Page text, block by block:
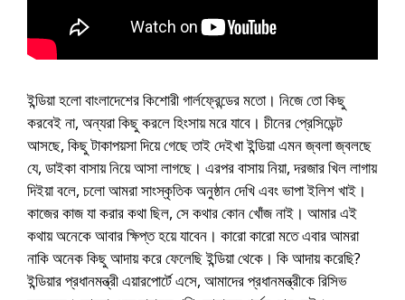
ইন্ডিয়া হলো বাংলাদেশের কিশোরী গার্লফ্রেন্ডের মতো। নিজে তো কিছু
করবেই না, অন্যরা কিছু করলে হিংসায় মরে যাবে। চীনের প্রেসিডেন্ট
আসছে, কিছু টাকাপয়সা দিয়ে গেছে তাই দেইখা ইন্ডিয়া এমন জ্বলা জ্বলছে
যে, ডাইকা বাসায় নিয়ে আসা লাগছে। এরপর বাসায় নিয়া, দরজার খিল লাগায়
দিইয়া বলে, চলো আমরা সাংস্কৃতিক অনুষ্ঠান দেখি এবং ভাপা ইলিশ খাই।
কাজের কাজ যা করার কথা ছিল, সে কথার কোন খোঁজ নাই। আমার এই
কথায় অনেকে আবার ক্ষিপ্ত হয়ে যাবেন। কারো কারো মতে এবার আমরা
নাকি অনেক কিছু আদায় করে ফেলেছি ইন্ডিয়া থেকে। কি আদায় করেছি?
ইন্ডিয়ার প্রধানমন্ত্রী এয়ারপোর্টে এসে, আমাদের প্রধানমন্ত্রীকে রিসিভ